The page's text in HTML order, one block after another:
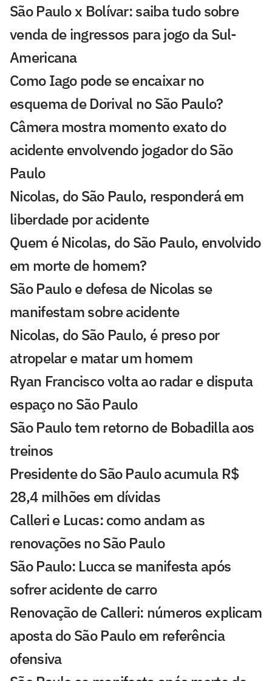
São Paulo x Bolívar: saiba tudo sobre
venda de ingressos para jogo da Sul-
Americana
Como Iago pode se encaixar no
esquema de Dorival no São Paulo?
Câmera mostra momento exato do
acidente envolvendo jogador do São
Paulo
Nicolas, do São Paulo, responderá em
liberdade por acidente
Quem é Nicolas, do São Paulo, envolvido
em morte de homem?
São Paulo e defesa de Nicolas se
manifestam sobre acidente
Nicolas, do São Paulo, é preso por
atropelar e matar um homem
Ryan Francisco volta ao radar e disputa
espaço no São Paulo
São Paulo tem retorno de Bobadilla aos
treinos
Presidente do São Paulo acumula R$
28,4 milhões em dívidas
Calleri e Lucas: como andam as
renovações no São Paulo
São Paulo: Lucca se manifesta após
sofrer acidente de carro
Renovação de Calleri: números explicam
aposta do São Paulo em referência
ofensiva